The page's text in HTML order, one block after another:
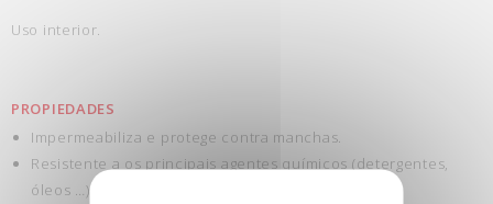
Uso interior.
PROPIEDADES
Impermeabiliza e protege contra manchas.
Resistente a os principais agentes químicos (detergentes,
óleos …).